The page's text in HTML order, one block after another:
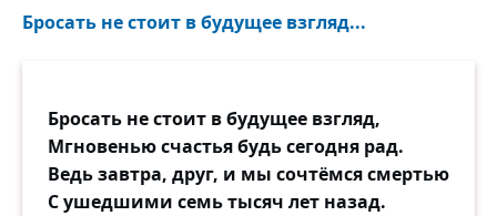
Бросать не стоит в будущее взгляд...
Бросать не стоит в будущее взгляд,
Мгновенью счастья будь сегодня рад.
Ведь завтра, друг, и мы сочтёмся смертью
С ушедшими семь тысяч лет назад.